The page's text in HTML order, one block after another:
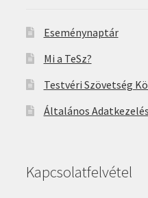
Eseménynaptár
Mi a TeSz?
Testvéri Szövetség
Általános
Kapcsolatfelvétel